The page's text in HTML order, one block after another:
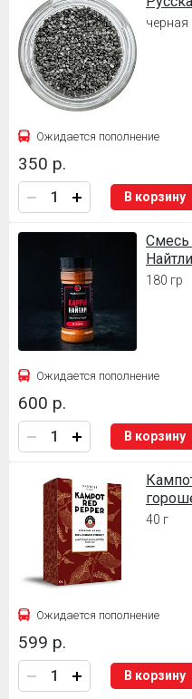
черная
Ожидается пополнение
350 р.
В корзину
Смесь
180 гр
Ожидается пополнение
600 р.
В корзину
40 г
Ожидается пополнение
599 р.
В корзину